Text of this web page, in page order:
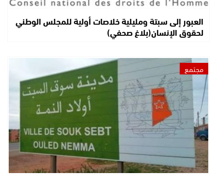
العبور إلى سبتة ومليلية خلاصات أولية للمجلس الوطني
لحقوق الإنسان(بلاغ صحفي)
مجتمع